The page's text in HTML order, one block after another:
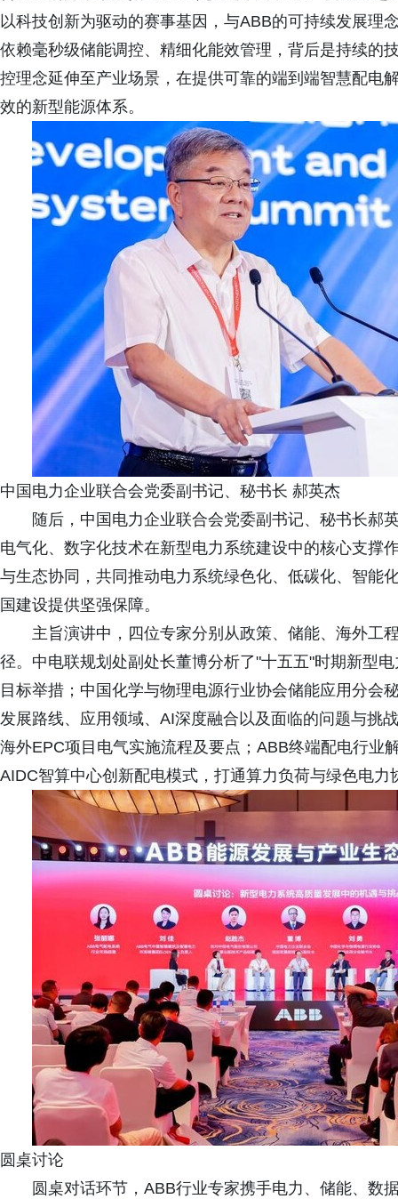
以科技创新为驱动的赛事基因，与ABB的可持续发展
依赖毫秒级储能调控、精细化能效管理，背后是持续的
控理念延伸至产业场景，在提供可靠的端到端智慧配电
效的新型能源体系。
中国电力企业联合会党委副书记、秘书长 郝英杰
随后，中国电力企业联合会党委副书记、秘书长郝
电气化、数字化技术在新型电力系统建设中的核心支撑
与生态协同，共同推动电力系统绿色化、低碳化、智能
国建设提供坚强保障。
主旨演讲中，四位专家分别从政策、储能、海外工
径。中电联规划处副处长董博分析了"十五五"时期新型
目标举措；中国化学与物理电源行业协会储能应用分会
发展路线、应用领域、AI深度融合以及面临的问题与挑
海外EPC项目电气实施流程及要点；ABB终端配电行业
AIDC智算中心创新配电模式，打通算力负荷与绿色电力
圆桌讨论
圆桌对话环节，ABB行业专家携手电力、储能、数